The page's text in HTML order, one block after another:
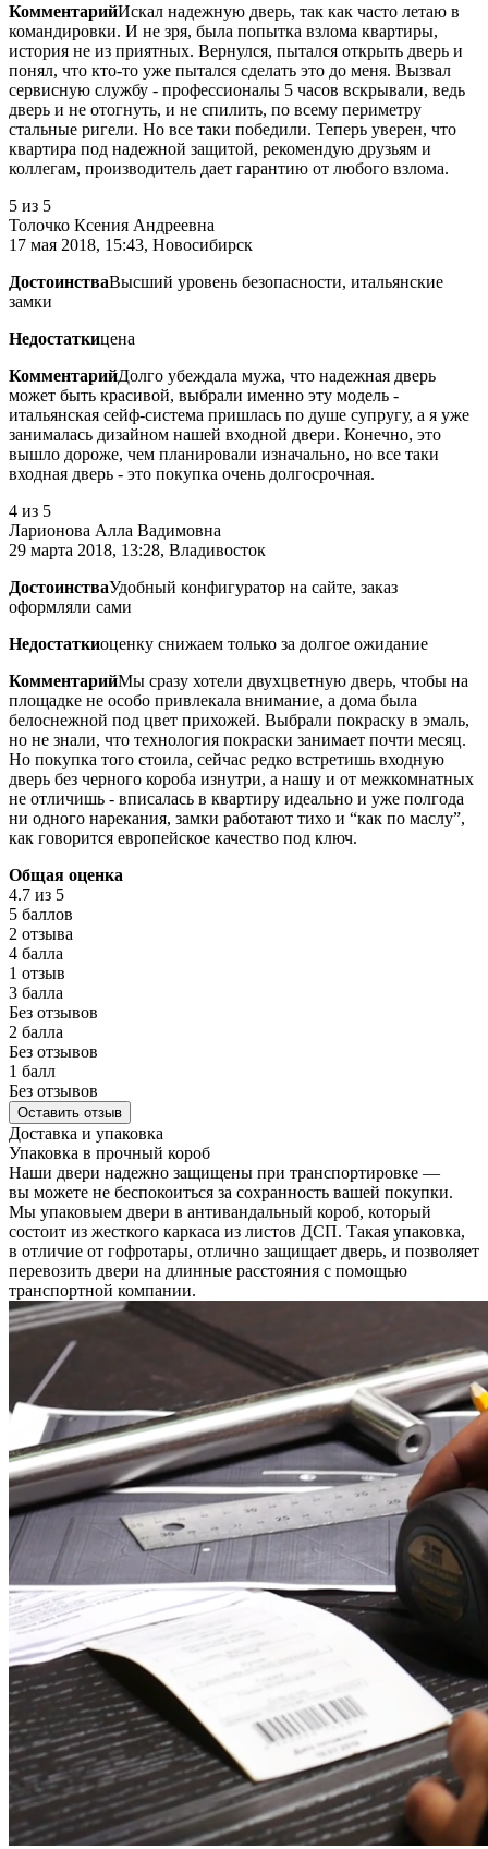
КомментарийИскал надежную дверь, так как часто летаю в
командировки. И не зря, была попытка взлома квартиры,
история не из приятных. Вернулся, пытался открыть дверь и
понял, что кто-то уже пытался сделать это до меня. Вызвал
сервисную службу - профессионалы 5 часов вскрывали, ведь
дверь и не отогнуть, и не спилить, по всему периметру
стальные ригели. Но все таки победили. Теперь уверен, что
квартира под надежной защитой, рекомендую друзьям и
коллегам, производитель дает гарантию от любого взлома.
5 из 5
Толочко Ксения Андреевна
17 мая 2018, 15:43, Новосибирск
ДостоинстваВысший уровень безопасности, итальянские
замки
Недостаткицена
КомментарийДолго убеждала мужа, что надежная дверь
может быть красивой, выбрали именно эту модель -
итальянская сейф-система пришлась по душе супругу, а я уже
занималась дизайном нашей входной двери. Конечно, это
вышло дороже, чем планировали изначально, но все таки
входная дверь - это покупка очень долгосрочная.
4 из 5
Ларионова Алла Вадимовна
29 марта 2018, 13:28, Владивосток
ДостоинстваУдобный конфигуратор на сайте, заказ
оформляли сами
Недостаткиоценку снижаем только за долгое ожидание
КомментарийМы сразу хотели двухцветную дверь, чтобы на
площадке не особо привлекала внимание, а дома была
белоснежной под цвет прихожей. Выбрали покраску в эмаль,
но не знали, что технология покраски занимает почти месяц.
Но покупка того стоила, сейчас редко встретишь входную
дверь без черного короба изнутри, а нашу и от межкомнатных
не отличишь - вписалась в квартиру идеально и уже полгода
ни одного нарекания, замки работают тихо и “как по маслу”,
как говорится европейское качество под ключ.
Общая оценка
4.7 из 5
5 баллов
2 отзыва
4 балла
1 отзыв
3 балла
Без отзывов
2 балла
Без отзывов
1 балл
Без отзывов
Оставить отзыв
Доставка и упаковка
Упаковка в прочный короб
Наши двери надежно защищены при транспортировке —
вы можете не беспокоиться за сохранность вашей покупки.
Мы упаковыем двери в антивандальный короб, который
состоит из жесткого каркаса из листов ДСП. Такая упаковка,
в отличие от гофротары, отлично защищает дверь, и позволяет
перевозить двери на длинные расстояния с помощью
транспортной компании.